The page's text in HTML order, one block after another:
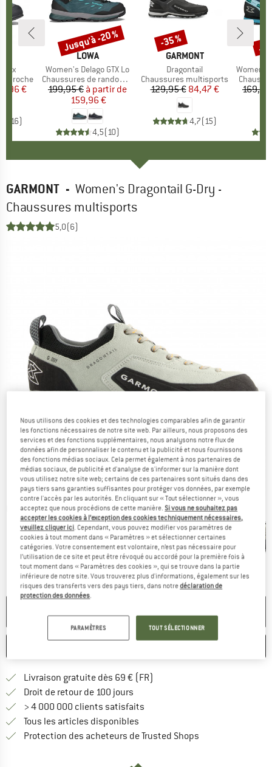
réduit
€
16)
MARQUE
LOWA
Article
Women's Delago GTX Lo
Product group
Chaussures de randonnée
Prix
199,95 € Prix réduit
à partir de
159,96 €
4,5(10)
Remise
Jusqu'à -20 %
MARQUE
GARMONT
Article
Dragontail
Product group
Chaussures multisports
Prix
129,95 €Prix réduit
84,47 €
4,7(15)
Remise
-35 %
Article
Women's
Product
GARMONT - Women's Dragontail G-Dry -
Chaussures multisports
5,0(6)
Photos détaillées
PLUS DISPONIBLE
Livraison gratuite dès 69 € (FR)
Droit de retour de 100 jours
> 4 000 000 clients satisfaits
Tous les articles disponibles
Protection des acheteurs de Trusted Shops
Nous utilisons des cookies et des technologies comparables afin de garantir
les fonctions nécessaires de notre site web. Par ailleurs, nous proposons des
services et des fonctions supplémentaires, nous analysons notre flux de
données afin de personnaliser le contenu et la publicité et nous fournissons
des fonctions médias sociaux. Cela permet également à nos partenaires de
médias sociaux, de publicité et d'analyse de s'informer sur la manière dont
vous utilisez notre site web; certains de ces partenaires sont situés dans des
pays tiers sans garanties suffisantes pour protéger vos données, par exemple
contre l'accès par les autorités. En cliquant sur « Tout sélectionner », vous
acceptez que nous procédions de cette manière.Si vous ne souhaitez pas
accepter les cookies à l’exception des cookies techniquement nécessaires,
veuillez cliquer ici. Cependant, vous pouvez modifier vos paramètres de
cookies à tout moment dans « Paramètres » et sélectionner certaines
catégories. Votre consentement est volontaire, n’est pas nécessaire pour
l’utilisation de ce site et peut être révoqué ou accordé pour la première fois à
tout moment dans « Paramètres des cookies », qui se trouve dans la partie
inférieure de notre site. Vous trouverez plus d'informations, également sur les
risques des transferts vers des pays tiers, dans notredéclaration de
protection des données.
PARAMÈTRES TOUT SÉLECTIONNER